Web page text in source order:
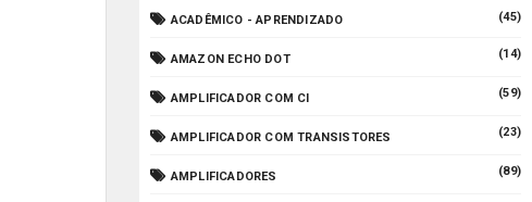
ACADÊMICO - APRENDIZADO (45)
AMAZON ECHO DOT (14)
AMPLIFICADOR COM CI (59)
AMPLIFICADOR COM TRANSISTORES (23)
AMPLIFICADORES (89)